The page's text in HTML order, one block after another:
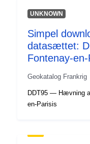
Type:
UNKNOWN
Simpel
datasættet:
Fontenay-
Geokatalog Frankrig
DDT95 — Hævning
en-Parisis